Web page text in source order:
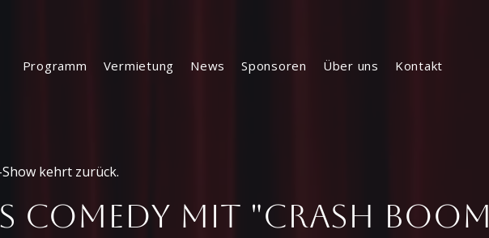
Programm Vermietung News Sponsoren Über uns Kontakt
kehrt zurück.
mit "CRASH BOOM